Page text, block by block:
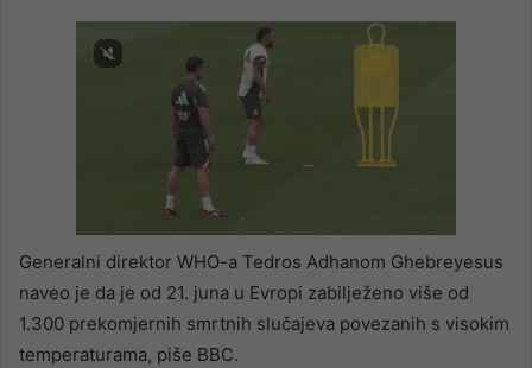
Generalni direktor WHO-a Tedros Adhanom Ghebreyesus
naveo je da je od 21. juna u Evropi zabilježeno više od
1.300 prekomjernih smrtnih slučajeva povezanih s visokim
temperaturama, piše BBC.